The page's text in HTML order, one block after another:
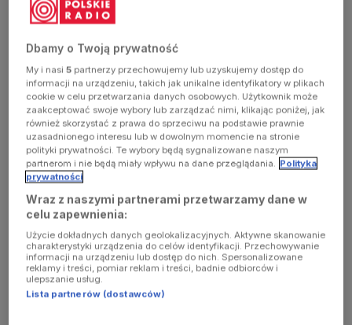
exception
has
occurred
(see the
browser
console for
more
information)
Dbamy o Twoją prywatność
My i nasi5 partnerzy przechowujemy lub uzyskujemy dostęp do
informacji na urządzeniu, takich jak unikalne identyfikatory w plikach
cookie w celu przetwarzania danych osobowych. Użytkownik może
zaakceptować swoje wybory lub zarządzać nimi, klikając poniżej, jak
również skorzystać z prawa do sprzeciwu na podstawie prawnie
uzasadnionego interesu lub w dowolnym momencie na stronie
polityki prywatności. Te wybory będą sygnalizowane naszym
partnerom i nie będą miały wpływu na dane przeglądania. Polityka
prywatności
Wraz z naszymi partnerami przetwarzamy dane w
celu zapewnienia:
Użycie dokładnych danych geolokalizacyjnych. Aktywne skanowanie
charakterystyki urządzenia do celów identyfikacji. Przechowywanie
informacji na urządzeniu lub dostęp do nich. Spersonalizowane
reklamy i treści, pomiar reklam i treści, badnie odbiorców i
ulepszanie usług.
Lista partnerów (dostawców)